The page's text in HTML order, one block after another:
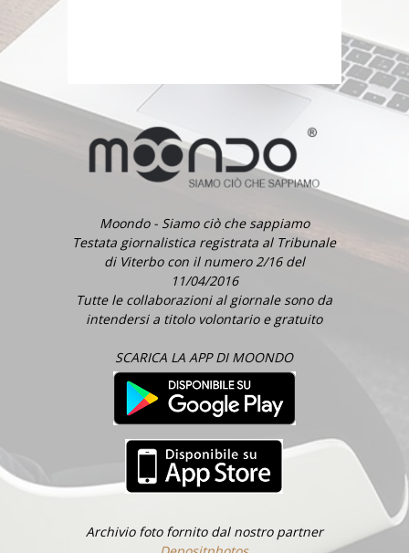
Moondo - Siamo ciò che sappiamo
Testata giornalistica registrata al Tribunale
di Viterbo con il numero 2/16 del
11/04/2016
Tutte le collaborazioni al giornale sono da
intendersi a titolo volontario e gratuito
SCARICA LA APP DI MOONDO
Archivio foto fornito dal nostro partner